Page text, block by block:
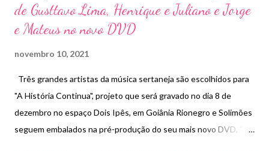
de Gusttavo Lima, Henrique e Juliano e Jorge
e Mateus no novo DVD
novembro 10, 2021
Três grandes artistas da música sertaneja são escolhidos para
"A História Continua", projeto que será gravado no dia 8 de
dezembro no espaço Dois Ipês, em Goiânia Rionegro e Solimões
seguem embalados na pré-produção do seu mais novo DVD, “A